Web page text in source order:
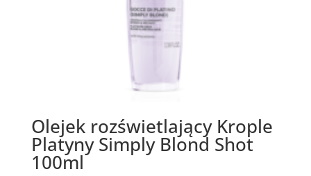
Olejek rozświetlający Krople
Platyny Simply Blond Shot
100ml